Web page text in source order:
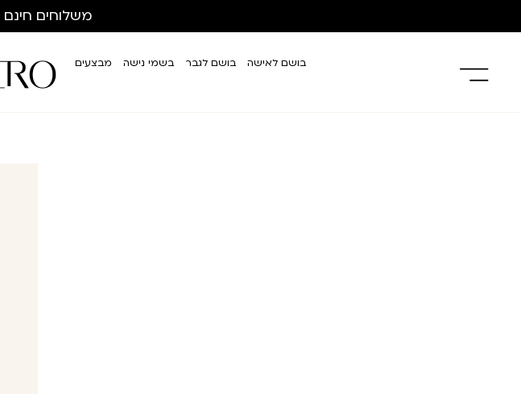
משלוחים חינם
בושם לאישה בושם לגבר בשמי נישה מבצעים